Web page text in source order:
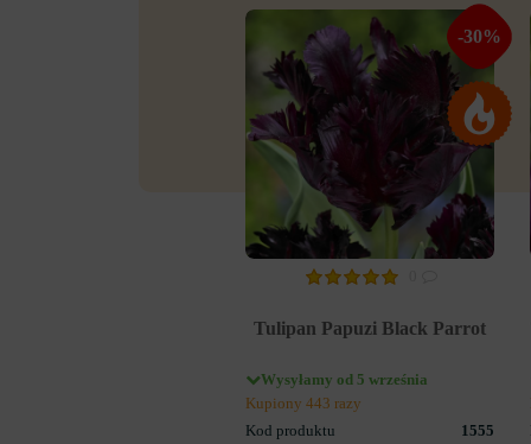
-30%
Tulipan Papuzi Black Parrot
Wysyłamy od 5 września
Kupiony 443 razy
Kod produktu
1555